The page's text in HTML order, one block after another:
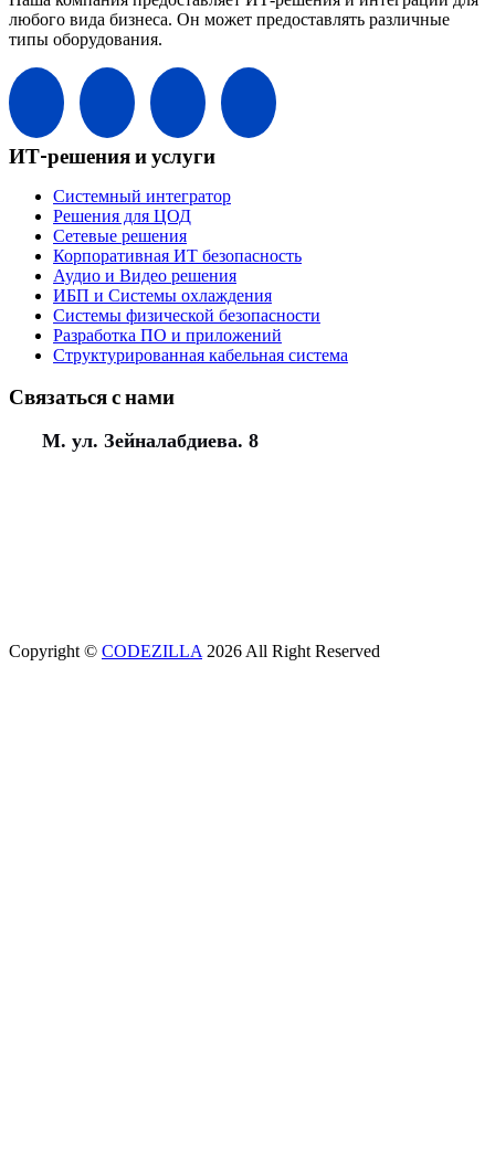
любого вида бизнеса. Он может предоставлять различные
типы оборудования.
ИТ-решения и услуги
Системный интегратор
Решения для ЦОД
Сетевые решения
Корпоративная ИТ безопасность
Аудио и Видео решения
ИБП и Системы охлаждения
Системы физической безопасности
Разработка ПО и приложений
Структурированная кабельная система
Связаться с нами
М. ул. Зейналабдиева. 8
Copyright © CODEZILLA 2026 All Right Reserved